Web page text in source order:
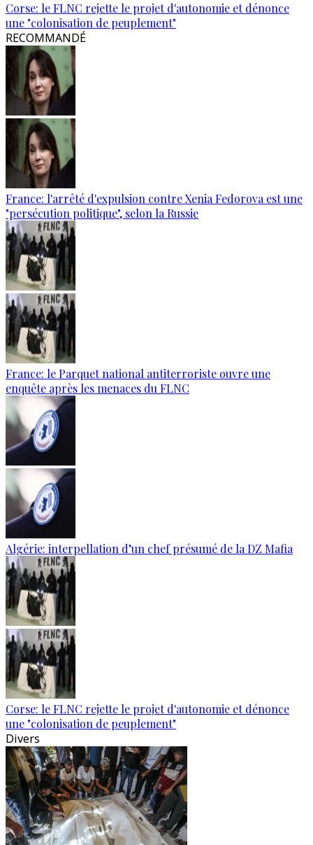
Corse: le FLNC rejette le projet d'autonomie et dénonce
une "colonisation de peuplement"
RECOMMANDÉ
France: l'arrêté d'expulsion contre Xenia Fedorova est une
"persécution politique", selon la Russie
France: le Parquet national antiterroriste ouvre une
enquête après les menaces du FLNC
Algérie: interpellation d’un chef présumé de la DZ Mafia
Corse: le FLNC rejette le projet d'autonomie et dénonce
une "colonisation de peuplement"
Divers